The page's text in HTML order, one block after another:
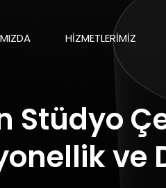
HIZMETLERIMIZ
Stüdyo
ve